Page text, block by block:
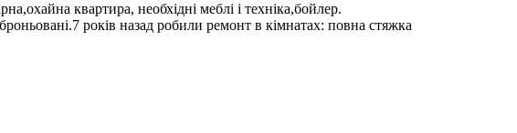
квартира, необхідні меблі і техніка,бойлер.
років назад робили ремонт в кімнатах: повна стяжка